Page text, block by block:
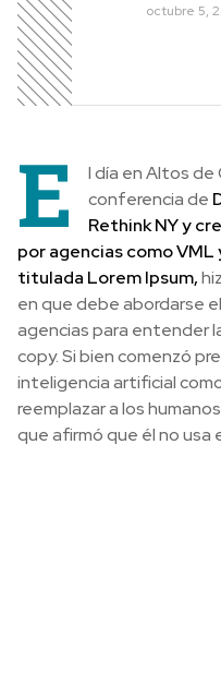
octubre 5,
E
l día en Altos de
conferencia de
Rethink NY y
por agencias como VML
titulada Lorem Ipsum,
en que debe abordarse
agencias para entender
copy. Si bien comenzó
inteligencia artificial
reemplazar a los
que afirmó que él no usa